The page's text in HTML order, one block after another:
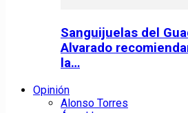
Sanguijuelas del
Alvarado
la…
Opinión
Alonso Torres